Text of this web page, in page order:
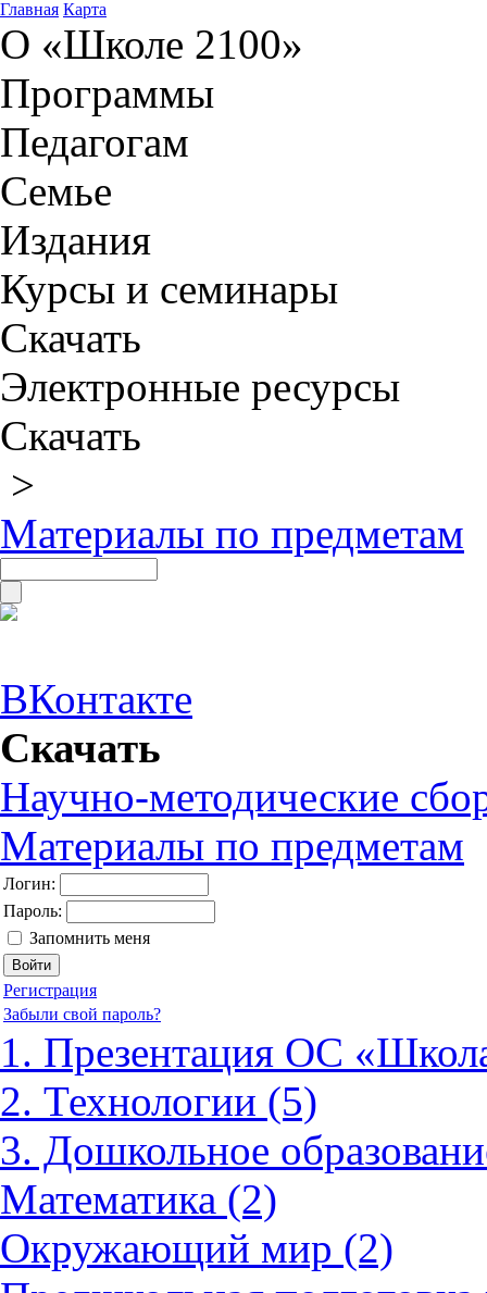
Главная Карта
О «Школе 2100»
Программы
Педагогам
Семье
Издания
Курсы и семинары
Скачать
Электронные ресурсы
Скачать
>
Материалы по предметам
ВКонтакте
Скачать
Научно-методические
Материалы по предметам
Логин:
Пароль:
Запомнить меня
Регистрация
Забыли свой пароль?
1. Презентация ОС
2. Технологии (5)
3. Дошкольное
Математика (2)
Окружающий мир (2)